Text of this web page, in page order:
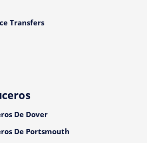
Transfers
De Dover
De Portsmouth